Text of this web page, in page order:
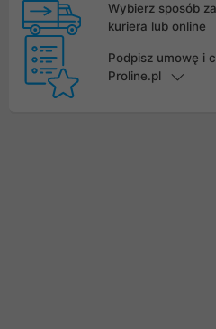
Wybierz sposób
kuriera lub online
Podpisz umowę i
Proline.pl